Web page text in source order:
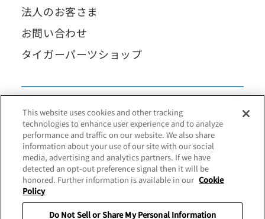
法人のお客さま
お問い合わせ
タイガーパーツショップ
This website uses cookies and other tracking
technologies to enhance user experience and to analyze
performance and traffic on our website. We also share
information about your use of our site with our social
media, advertising and analytics partners. If we have
detected an opt-out preference signal then it will be
honored. Further information is available in our Cookie
Policy
Do Not Sell or Share My Personal Information